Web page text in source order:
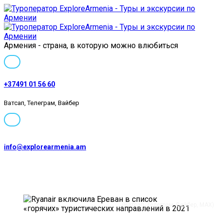
Армения - страна, в которую можно влюбиться
+37491 01 56 60
Ватсап, Телеграм, Вайбер
info@explorearmenia.am
(Ватсап, Телеграм, Вайбер, MAX)